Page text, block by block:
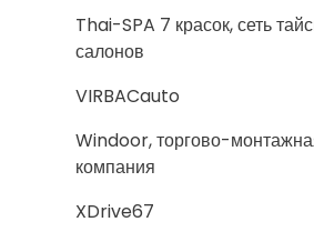
Thai-SPA 7 красок, сеть
салонов
VIRBACauto
Windoor, торгово-
компания
XDrive67